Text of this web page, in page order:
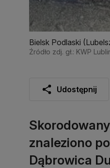
Bielsk Podlaski
Źródło zdj. gł.: KWP
Udostępnij
znaleziono
Dąbrowica